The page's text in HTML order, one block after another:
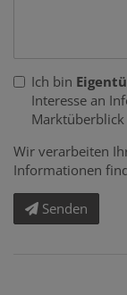
Ich bin
Interesse an
Wir verarbeiten
Informationen
Senden